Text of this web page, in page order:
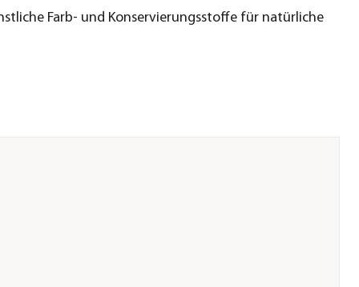
Farb- und Konservierungsstoffe für natürliche